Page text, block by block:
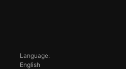
Language:
English